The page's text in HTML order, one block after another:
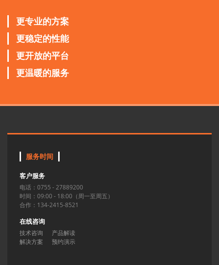
更专业的方案
更稳定的性能
更开放的平台
更温暖的服务
服务时间
客户服务
电话：0755 - 27889200
时间：09:00 - 18:00（周一至周五）
合作：134-2415-8521
在线咨询
技术咨询
产品解读
解决方案
预约演示